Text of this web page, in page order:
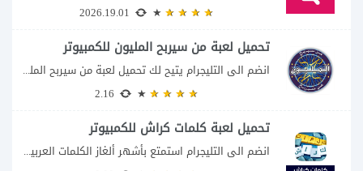
تحميل لعبة من سيربح المليون للكمبيوتر
انضم الى التليجرام يتيح لك تحميل لعبة من سيربح المليون للكمبيوتر خوض تجربة مسابقات...
تحميل لعبة كلمات كراش للكمبيوتر
انضم الى التليجرام استمتع بأشهر ألغاز الكلمات العربية على شاشة الكمبيوتر يتيح لك تحميل...